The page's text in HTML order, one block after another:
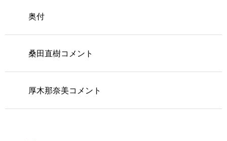
奥付
桑田直樹コメント
厚木那奈美コメント